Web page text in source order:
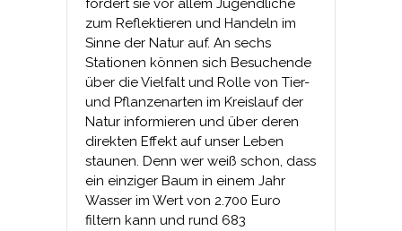
fordert sie vor allem Jugendliche
zum Reflektieren und Handeln im
Sinne der Natur auf. An sechs
Stationen können sich Besuchende
über die Vielfalt und Rolle von Tier-
und Pflanzenarten im Kreislauf der
Natur informieren und über deren
direkten Effekt auf unser Leben
staunen. Denn wer weiß schon, dass
ein einziger Baum in einem Jahr
Wasser im Wert von 2.700 Euro
filtern kann und rund 683